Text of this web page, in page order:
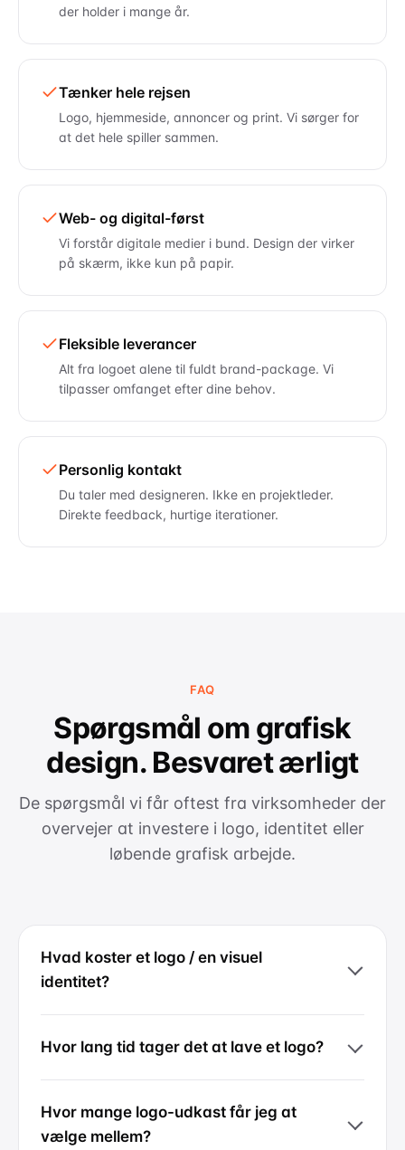
der holder i mange år.
Tænker hele rejsen
Logo, hjemmeside, annoncer og print. Vi sørger for
at det hele spiller sammen.
Web- og digital-først
Vi forstår digitale medier i bund. Design der virker
på skærm, ikke kun på papir.
Fleksible leverancer
Alt fra logoet alene til fuldt brand-package. Vi
tilpasser omfanget efter dine behov.
Personlig kontakt
Du taler med designeren. Ikke en projektleder.
Direkte feedback, hurtige iterationer.
FAQ
Spørgsmål om grafisk
design. Besvaret ærligt
De spørgsmål vi får oftest fra virksomheder der
overvejer at investere i logo, identitet eller
løbende grafisk arbejde.
Hvad koster et logo / en visuel
identitet?
Hvor lang tid tager det at lave et logo?
Hvor mange logo-udkast får jeg at
vælge mellem?